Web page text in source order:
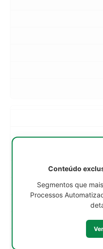
Conteúdo
Segmentos que
Processos